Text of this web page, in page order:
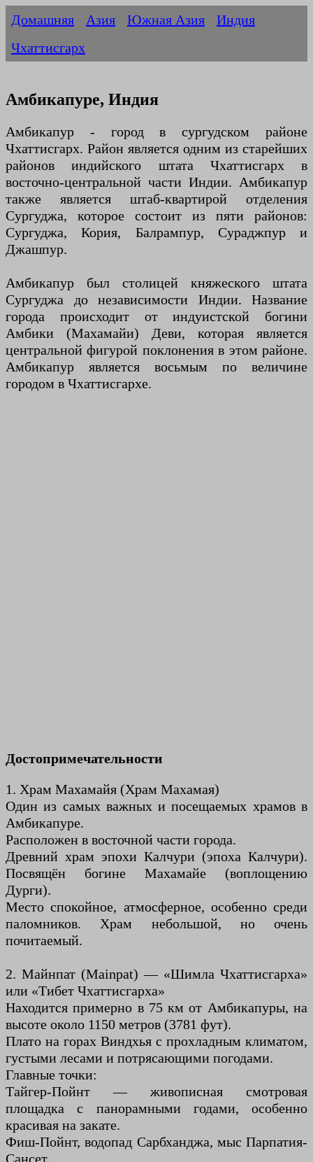
Домашняя Азия Южная Азия
Индия
Чхаттисгарх
Амбикапуре, Индия
Амбикапур - город в сургудском районе
Чхаттисгарх. Район является одним из старейших
районов индийского штата Чхаттисгарх в
восточно-центральной части Индии. Амбикапур
также является штаб-квартирой отделения
Сургуджа, которое состоит из пяти районов:
Сургуджа, Кория, Балрампур, Сураджпур и
Джашпур.
Амбикапур был столицей княжеского штата
Сургуджа до независимости Индии. Название
города происходит от индуистской богини
Амбики (Махамайи) Деви, которая является
центральной фигурой поклонения в этом районе.
Амбикапур является восьмым по величине
городом в Чхаттисгархе.
Достопримечательности
1. Храм Махамайя (Храм Махамая)
Один из самых важных и посещаемых храмов в
Амбикапуре.
Расположен в восточной части города.
Древний храм эпохи Калчури (эпоха Калчури).
Посвящён богине Махамайе (воплощению
Дурги).
Место спокойное, атмосферное, особенно среди
паломников. Храм небольшой, но очень
почитаемый.
2. Майнпат (Mainpat) — «Шимла Чхаттисгарха»
или «Тибет Чхаттисгарха»
Находится примерно в 75 км от Амбикапуры, на
высоте около 1150 метров (3781 фут).
Плато на горах Виндхья с прохладным климатом,
густыми лесами и потрясающими погодами.
Главные точки:
Тайгер-Пойнт — живописная смотровая
площадка с панорамными годами, особенно
красивая на закате.
Фиш-Пойнт, водопад Сарбханджа, мыс Парпатия-
Сансет.